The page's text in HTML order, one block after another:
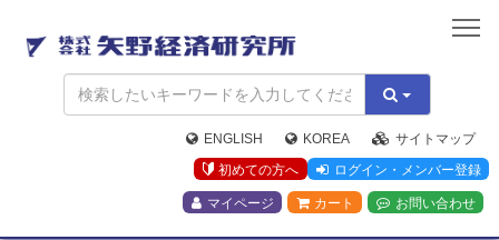
矢
野
経
済
研
究
所
ENGLISH KOREA
サイトマップ
初めての方へ
ログイン・メンバー登録
マイページ カート お問い合わせ